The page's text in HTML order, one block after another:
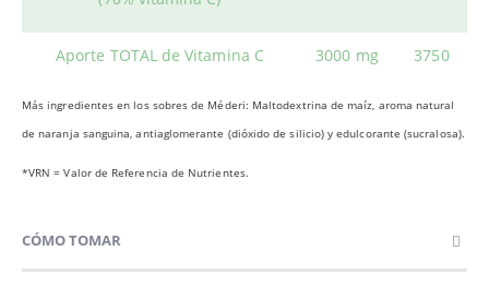
Aporte TOTAL de Vitamina C 3000 mg 3750
Más ingredientes en los sobres de Méderi: Maltodextrina de maíz, aroma natural
de naranja sanguina, antiaglomerante (dióxido de silicio) y edulcorante (sucralosa).
*VRN = Valor de Referencia de Nutrientes.
CÓMO TOMAR